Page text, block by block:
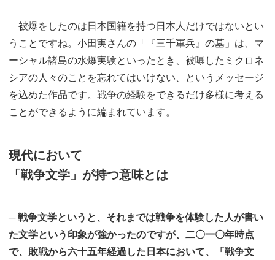
被爆をしたのは日本国籍を持つ日本人だけではないとい
うことですね。小田実さんの「『三千軍兵』の墓」は、マ
ーシャル諸島の水爆実験といったとき、被曝したミクロネ
シアの人々のことを忘れてはいけない、というメッセージ
を込めた作品です。戦争の経験をできるだけ多様に考える
ことができるように編まれています。
現代において
「戦争文学」が持つ意味とは
─ 戦争文学というと、それまでは戦争を体験した人が書い
た文学という印象が強かったのですが、二〇一〇年時点
で、敗戦から六十五年経過した日本において、「戦争文